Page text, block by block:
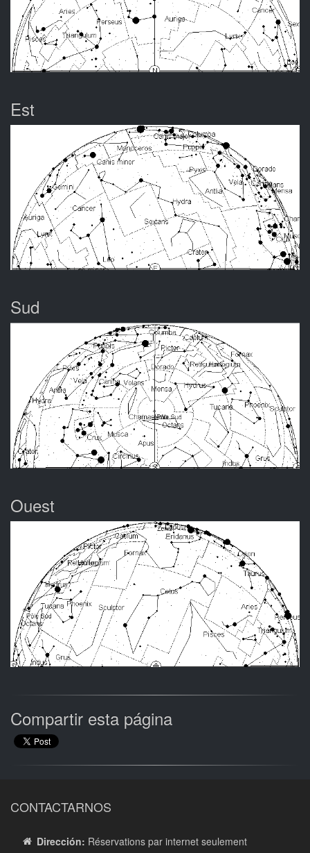
Est
Sud
Ouest
Compartir esta página
CONTACTARNOS
Dirección: Réservations par internet seulement